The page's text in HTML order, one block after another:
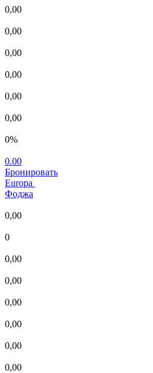
0,00
0,00
0,00
0,00
0,00
0,00
0%
0.00
Бронировать
Europa
Фоджа
0,00
0
0,00
0,00
0,00
0,00
0,00
0,00